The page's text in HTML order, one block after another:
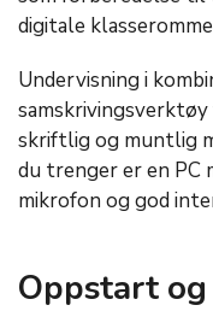
digitale
Undervisning i
skriftlig og muntlig
du trenger er en PC
mikrofon og god
Oppstart og